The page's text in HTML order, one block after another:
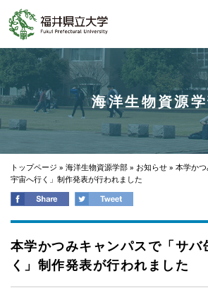
海洋生物資源
トップページ » 海洋生物資源学部 » お知らせ » 本学かつ
宇宙へ行く」制作発表が行われました
本学かつみキャンパスで「サバ
く」制作発表が行われました